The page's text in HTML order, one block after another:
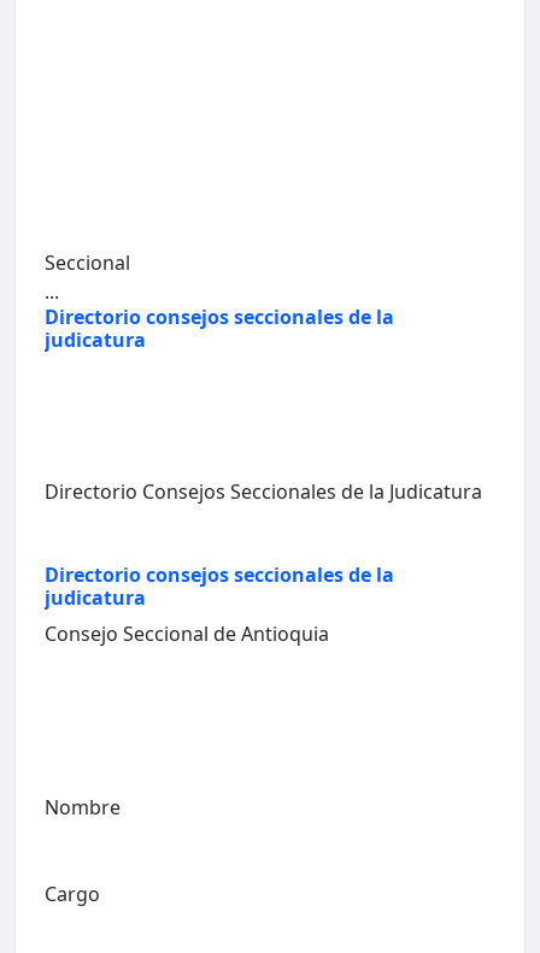
Seccional
...
Directorio consejos seccionales de la
judicatura
Directorio Consejos Seccionales de la Judicatura
Directorio consejos seccionales de la
judicatura
Consejo Seccional de Antioquia
Nombre
Cargo